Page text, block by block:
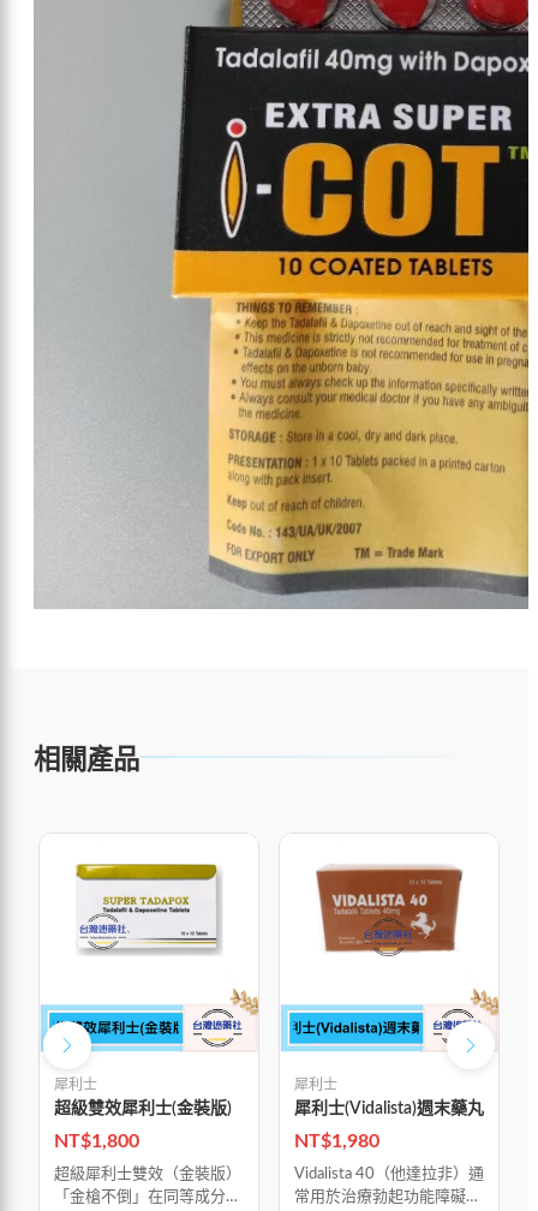
相關產品
犀利士
超級雙效犀利士(金裝版)
NT$1,800
超級犀利士雙效（金裝版）
「金槍不倒」在同等成分雙
犀利士
犀利士(Vidalista)週末藥丸
NT$1,980
Vidalista 40（他達拉非）通
常用於治療勃起功能障礙